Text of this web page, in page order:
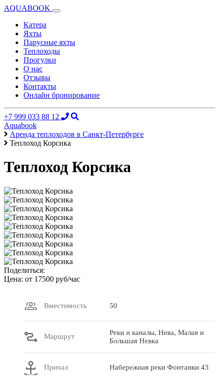
AQUABOOK
Катера
Яхты
Парусные яхты
Теплоходы
Прогулки
О нас
Отзывы
Контакты
Онлайн бронирование
+7 999 033 88 12
Aquabook
Аренда теплоходов в Санкт-Петербурге
Теплоход Корсика
Теплоход Корсика
Поделиться:
Цена: от 17500 руб/час
Вместимость 50
Маршрут
Реки и каналы, Нева, Малая и
Большая Невка
Причал Набережная реки Фонтанки 43